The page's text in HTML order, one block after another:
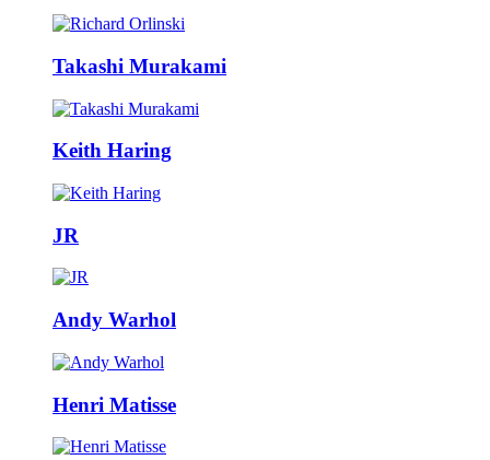
Takashi Murakami
Keith Haring
JR
Andy Warhol
Henri Matisse